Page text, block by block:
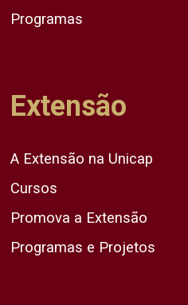
Programas
Extensão
A Extensão na Unicap
Cursos
Promova a Extensão
Programas e Projetos